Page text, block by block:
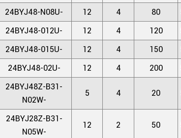
24BYJ48-N08U-
12 4 80
24BYJ48-012U-
12 4 120
24BYJ48-015U-
12 4 150
24BYJ48-02U-
12 4 200
24BYJ48Z-B31-
N02W-
5 4 20
24BYJ28Z-B31-
N05W-
12 2 50